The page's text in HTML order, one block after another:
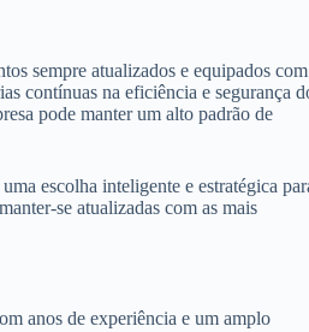
sempre atualizados e equipados com
contínuas na eficiência e segurança
pode manter um alto padrão de
escolha inteligente e estratégica
se atualizadas com as mais
anos de experiência e um amplo